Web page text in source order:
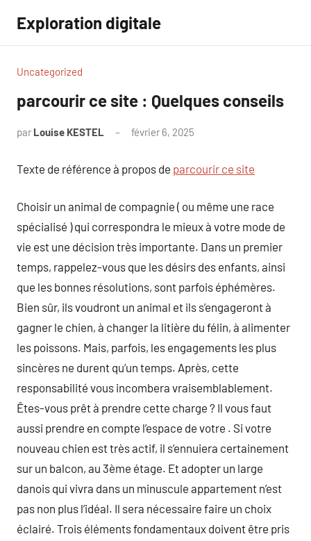
contenu
Exploration digitale
Uncategorized
parcourir ce site : Quelques conseils
par Louise KESTEL février 6, 2025
Texte de référence à propos de parcourir ce site
Choisir un animal de compagnie ( ou même une race
spécialisé ) qui correspondra le mieux à votre mode de
vie est une décision très importante. Dans un premier
temps, rappelez-vous que les désirs des enfants, ainsi
que les bonnes résolutions, sont parfois éphémères.
Bien sûr, ils voudront un animal et ils s’engageront à
gagner le chien, à changer la litière du félin, à alimenter
les poissons. Mais, parfois, les engagements les plus
sincères ne durent qu’un temps. Après, cette
responsabilité vous incombera vraisemblablement.
Êtes-vous prêt à prendre cette charge ? Il vous faut
aussi prendre en compte l’espace de votre . Si votre
nouveau chien est très actif, il s’ennuiera certainement
sur un balcon, au 3ème étage. Et adopter un large
danois qui vivra dans un minuscule appartement n’est
pas non plus l’idéal. Il sera nécessaire faire un choix
éclairé. Trois éléments fondamentaux doivent être pris